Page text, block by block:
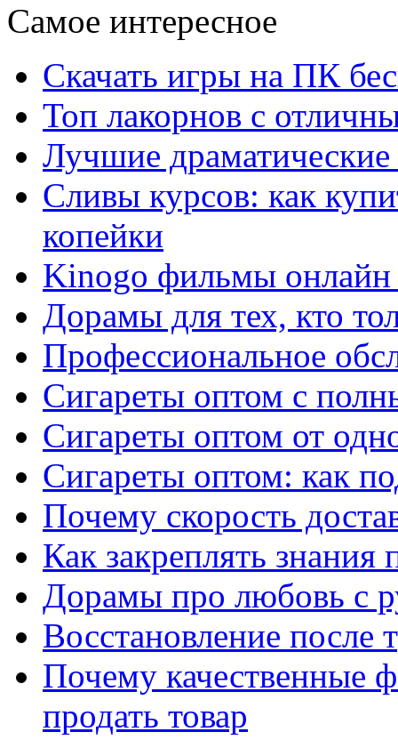
Самое интересное
Скачать игры на ПК
Топ лакорнов с
Лучшие
Сливы курсов: как
копейки
Kinogo фильмы онлайн
Дорамы для тех, кто
Профессиональное
Сигареты оптом с
Сигареты оптом от
Сигареты оптом: как
Почему скорость
Как закреплять знания
Дорамы про любовь с
Восстановление после
Почему качественные
продать товар